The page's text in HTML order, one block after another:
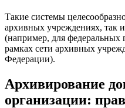
Такие системы
архивных учреждениях, так
(например, для федеральных
рамках сети архивных
Федерации).
Архивирование
организации: